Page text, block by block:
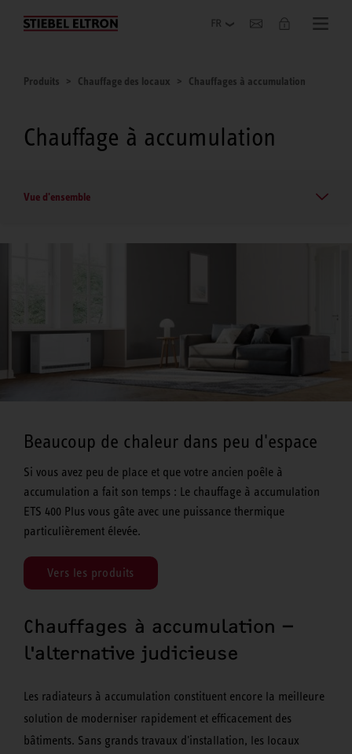
Entreprise
Produits Chauffage des locaux Chauffages à accumulation
Chauffage à accumulation
Vue d'ensemble
Beaucoup de chaleur dans peu d'espace
Si vous avez peu de place et que votre ancien poêle à
accumulation a fait son temps : Le chauffage à accumulation
ETS 400 Plus vous gâte avec une puissance thermique
particulièrement élevée.
Vers les produits
Chauffages à accumulation –
l'alternative judicieuse
Les radiateurs à accumulation constituent encore la meilleure
solution de moderniser rapidement et efficacement des
bâtiments. Sans grands travaux d'installation, les locaux